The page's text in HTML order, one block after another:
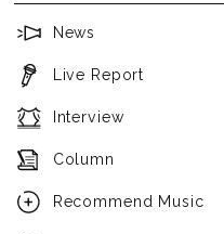
News
Live Report
Interview
Column
Recommend Music